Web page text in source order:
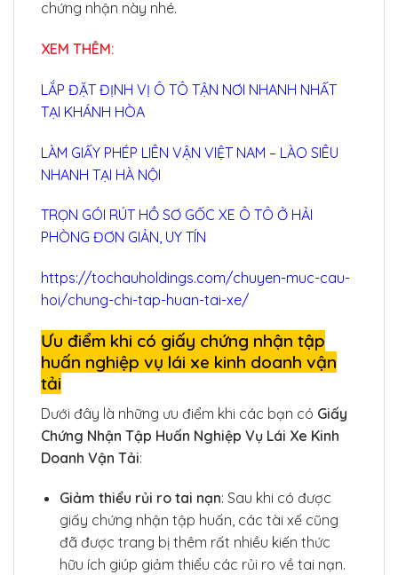
chứng nhận này nhé.
XEM THÊM:
LẮP ĐẶT ĐỊNH VỊ Ô TÔ TẬN NƠI NHANH NHẤT
TẠI KHÁNH HÒA
LÀM GIẤY PHÉP LIÊN VẬN VIỆT NAM – LÀO SIÊU
NHANH TẠI HÀ NỘI
TRỌN GÓI RÚT HỒ SƠ GỐC XE Ô TÔ Ở HẢI
PHÒNG ĐƠN GIẢN, UY TÍN
https://tochauholdings.com/chuyen-muc-cau-
hoi/chung-chi-tap-huan-tai-xe/
Ưu điểm khi có giấy chứng nhận tập
huấn nghiệp vụ lái xe kinh doanh vận
tải
Dưới đây là những ưu điểm khi các bạn có Giấy
Chứng Nhận Tập Huấn Nghiệp Vụ Lái Xe Kinh
Doanh Vận Tải:
Giảm thiểu rủi ro tai nạn: Sau khi có được
giấy chứng nhận tập huấn, các tài xế cũng
đã được trang bị thêm rất nhiều kiến thức
hữu ích giúp giảm thiểu các rủi ro về tai nạn.